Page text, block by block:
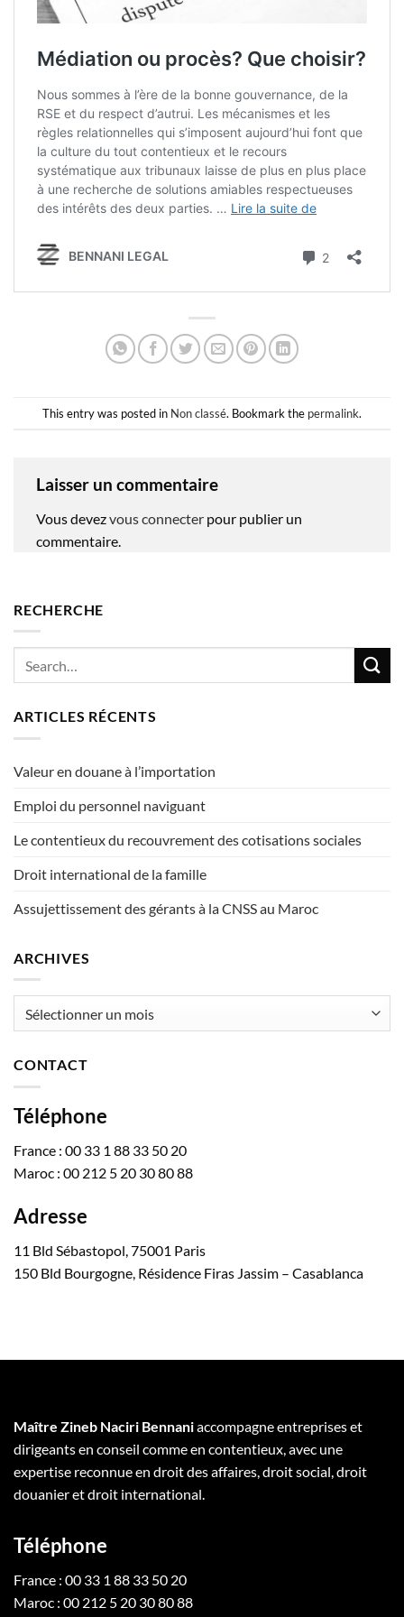
This entry was posted in Non classé. Bookmark the permalink.
Laisser un commentaire
Vous devezvous connecter pour publier un
commentaire.
RECHERCHE
ARTICLES RÉCENTS
Valeur en douane à l’importation
Emploi du personnel naviguant
Le contentieux du recouvrement des cotisations sociales
Droit international de la famille
Assujettissement des gérants à la CNSS au Maroc
ARCHIVES
CONTACT
Téléphone
France : 00 33 1 88 33 50 20
Maroc : 00 212 5 20 30 80 88
Adresse
11 Bld Sébastopol, 75001 Paris
150 Bld Bourgogne, Résidence Firas Jassim – Casablanca
Maître Zineb Naciri Bennaniaccompagne entreprises et
dirigeants en conseil comme en contentieux, avec une
expertise reconnue en droit des affaires, droit social, droit
douanier et droit international.
Téléphone
France : 00 33 1 88 33 50 20
Maroc : 00 212 5 20 30 80 88